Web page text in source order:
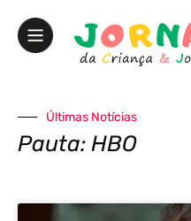
Últimas Notícias
Pauta: HBO